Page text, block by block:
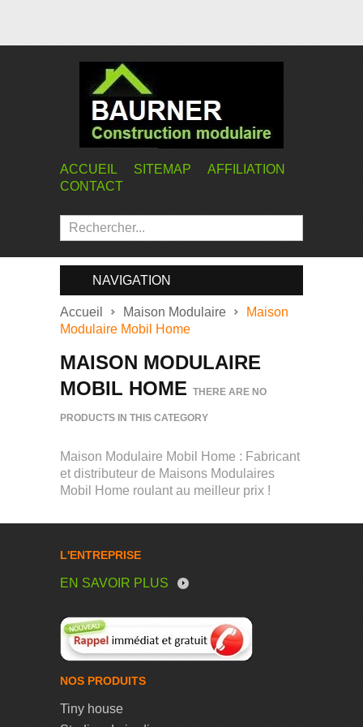
ACCUEIL SITEMAP
AFFILIATION
CONTACT
NAVIGATION
Accueil Maison Modulaire
Maison
Modulaire Mobil Home
MAISON MODULAIRE
MOBIL HOME THERE ARE NO
PRODUCTS IN THIS CATEGORY
Maison Modulaire Mobil Home : Fabricant
et distributeur de Maisons Modulaires
Mobil Home roulant au meilleur prix !
L'ENTREPRISE
EN SAVOIR PLUS
NOS PRODUITS
Tiny house